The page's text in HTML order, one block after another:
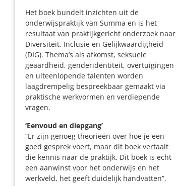
Het boek bundelt inzichten uit de
onderwijspraktijk van Summa en is het
resultaat van praktijkgericht onderzoek naar
Diversiteit, Inclusie en Gelijkwaardigheid
(DIG). Thema’s als afkomst, seksuele
geaardheid, genderidentiteit, overtuigingen
en uiteenlopende talenten worden
laagdrempelig bespreekbaar gemaakt via
praktische werkvormen en verdiepende
vragen.
‘Eenvoud en diepgang’
“Er zijn genoeg theorieën over hoe je een
goed gesprek voert, maar dit boek vertaalt
die kennis naar de praktijk. Dit boek is echt
een aanwinst voor het onderwijs en het
werkveld, het geeft duidelijk handvatten”,